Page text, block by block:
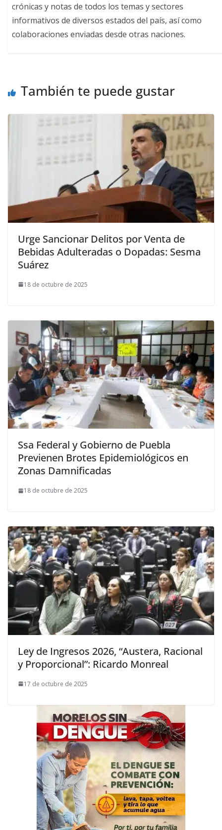
crónicas y notas de todos los temas y sectores
informativos de diversos estados del país, así como
colaboraciones enviadas desde otras naciones.
También te puede gustar
Urge Sancionar Delitos por Venta de
Bebidas Adulteradas o Dopadas: Sesma
Suárez
18 de octubre de 2025
Ssa Federal y Gobierno de Puebla
Previenen Brotes Epidemiológicos en
Zonas Damnificadas
18 de octubre de 2025
Ley de Ingresos 2026, “Austera, Racional
y Proporcional”: Ricardo Monreal
17 de octubre de 2025